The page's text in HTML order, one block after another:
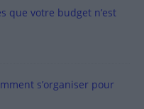
que votre budget n’est
s’organiser pour